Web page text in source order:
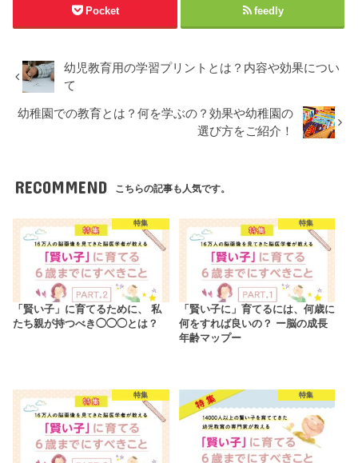
Pocket feedly
幼児教育用の学習プリントとは？内容や効果につい
て
幼稚園での教育とは？何を学ぶの？効果や幼稚園の
選び方をご紹介！
RECOMMEND こちらの記事も人気です。
特集
「賢い子」に育てるために、 私
たち親が持つべき◯◯◯とは？
特集
「賢い子に」育てるには、何歳に
何をすれば良いの？ ー脳の成長
年齢マップー
特集 特集